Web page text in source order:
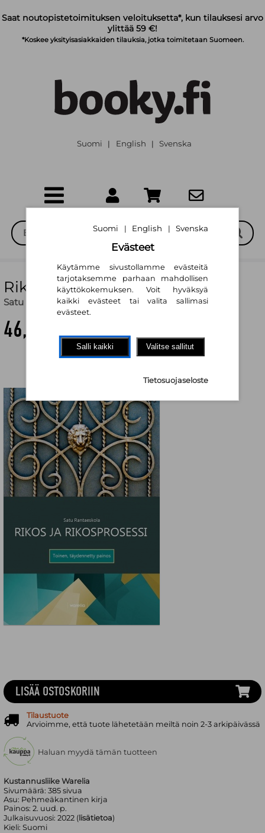
Saat noutopistetoimituksen veloituksetta*, kun tilauksesi arvo
ylittää 59 €!
*Koskee yksityisasiakkaiden tilauksia, jotka toimitetaan Suomeen.
Suomi | English | Svenska
Rikos ja rikosprosessi
Satu Rantaeskola
46,10 €
Kustannusliike Warelia
Sivumäärä:385 sivua
Asu: Pehmeäkantinen kirja
Painos:2. uud. p.
Julkaisuvuosi:2022 ( lisätietoa)
Kieli:Suomi
LISÄÄ OSTOSKORIIN
Tilaustuote
Arvioimme, että tuote lähetetään meiltä noin 2-3 arkipäivässä
Haluan myydä tämän tuotteen
Suomi | English | Svenska
Evästeet
Käytämme sivustollamme evästeitä
tarjotaksemme parhaan mahdollisen
käyttökokemuksen. Voit hyväksyä
kaikki evästeet tai valita sallimasi
evästeet.
Salli kaikki Valitse sallitut
Tietosuojaseloste